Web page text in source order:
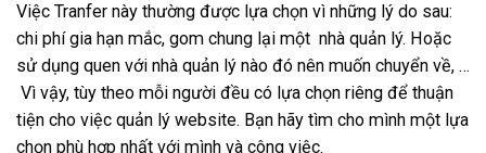
Việc Tranfer này thường được lựa chọn vì những lý do sau:
chi phí gia hạn mắc, gom chung lại một nhà quản lý. Hoặc
sử dụng quen với nhà quản lý nào đó nên muốn chuyển về, …
Vì vậy, tùy theo mỗi người đều có lựa chọn riêng để thuận
tiện cho việc quản lý website. Bạn hãy tìm cho mình một lựa
chọn phù hợp nhất với mình và công việc.